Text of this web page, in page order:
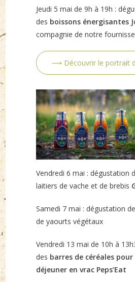
Jeudi 5 mai de 9h à 19h :
des boissons énergisantes
compagnie de notre
⟶ Découvrir le portrait
Vendredi 6 mai : dégustation
laitiers de vache et de brebis
Samedi 7 mai : dégustation
de yaourts végétaux
Vendredi 13 mai de 10h à
des barres de céréales
déjeuner en vrac Peps’Eat